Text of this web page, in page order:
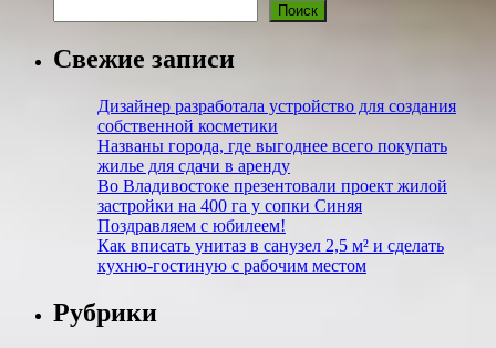
Поиск
Свежие записи
Дизайнер разработала устройство для создания
собственной косметики
Названы города, где выгоднее всего покупать
жилье для сдачи в аренду
Во Владивостоке презентовали проект жилой
застройки на 400 га у сопки Синяя
Поздравляем с юбилеем!
Как вписать унитаз в санузел 2,5 м²​ и сделать
кухню-гостиную с рабочим местом
Рубрики